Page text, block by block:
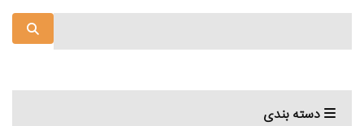
دسته بندی